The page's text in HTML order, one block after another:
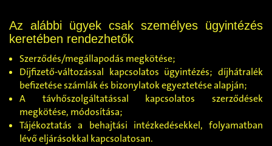
Az alábbi ügyek csak személyes ügyintézés
keretében rendezhetők
Szerződés/megállapodás megkötése;
Díjfizető-változással kapcsolatos ügyintézés; díjhátralék
befizetése számlák és bizonylatok egyeztetése alapján;
A távhőszolgáltatással kapcsolatos szerződések
megkötése, módosítása;
Tájékoztatás a behajtási intézkedésekkel, folyamatban
lévő eljárásokkal kapcsolatosan.